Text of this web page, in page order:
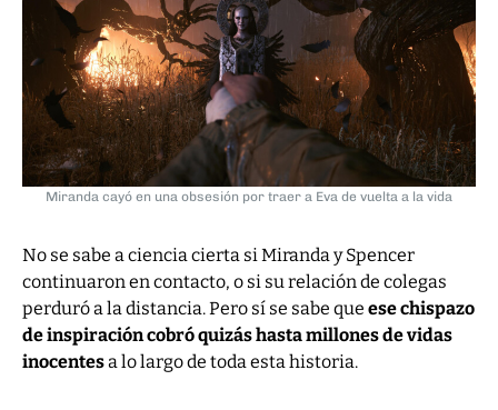
Miranda cayó en una obsesión por traer a Eva de vuelta a la vida
No se sabe a ciencia cierta si Miranda y Spencer
continuaron en contacto, o si su relación de colegas
perduró a la distancia. Pero sí se sabe que ese chispazo
de inspiración cobró quizás hasta millones de vidas
inocentesa lo largo de toda esta historia.